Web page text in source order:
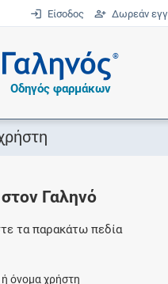
Είσοδος Δωρεάν
®
Οδηγός φαρμάκων
Γαληνό
τα παρακάτω πεδία
ή όνομα χρήστη